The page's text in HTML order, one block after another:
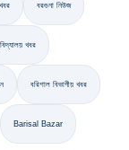
বরগুনা নিউজ
খবর
বরিশাল বিভাগীয় খবর
Barisal Bazar